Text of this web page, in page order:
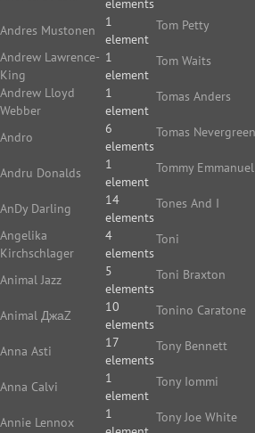
elements
Andres Mustonen
1
element
Andrew Lawrence-
King
1
element
Andrew Lloyd
Webber
1
element
Andro
6
elements
Andru Donalds
1
element
AnDy Darling
14
elements
Angelika
Kirchschlager
4
elements
Animal Jazz
5
elements
Animal ДжаZ
10
elements
Anna Asti
17
elements
Anna Calvi
1
element
Annie Lennox
1
Tom Petty
Tom Waits
Tomas Anders
Tomas Nevergreen
Tommy Emmanuel
Tones And I
Toni
Toni Braxton
Tonino Caratone
Tony Bennett
Tony Iommi
Tony Joe White